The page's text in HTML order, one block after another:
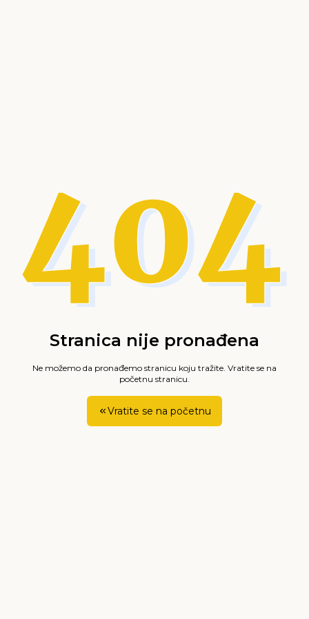
Stranica nije pronađena
Ne možemo da pronađemo stranicu koju tražite. Vratite se na
početnu stranicu.
Vratite se na početnu